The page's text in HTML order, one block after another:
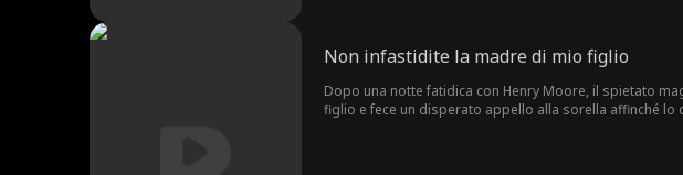
Non infastidite la madre di mio figlio
Dopo una notte fatidica con Henry Moore, il spietato
figlio e fece un disperato appello alla sorella affinché